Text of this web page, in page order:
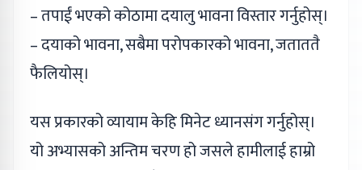
– तपाईं भएको कोठामा दयालु भावना विस्तार गर्नुहोस्।
– दयाको भावना, सबैमा परोपकारको भावना, जताततै
फैलियोस्।
यस प्रकारको व्यायाम केहि मिनेट ध्यानसंग गर्नुहोस्।
यो अभ्यासको अन्तिम चरण हो जसले हामीलाई हाम्रो